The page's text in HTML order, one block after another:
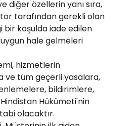
diğer özellerin yanı sıra,
tarafından gerekli olan
bir koşulda iade edilen
hale gelmeleri
hizmetlerin
ve tüm geçerli yasalara,
bildirimlere,
Hükümeti'nin
olacaktır.